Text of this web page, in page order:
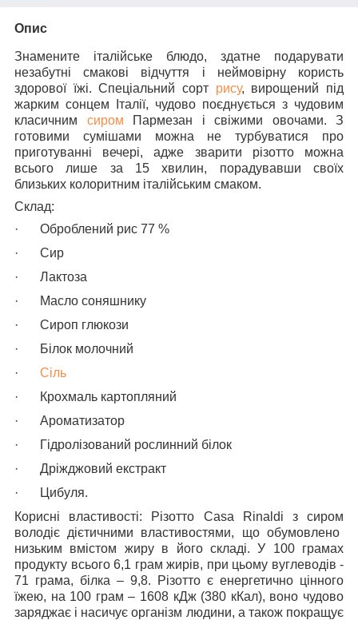
Опис
Знамените італійське блюдо, здатне подарувати
незабутні смакові відчуття і неймовірну користь
здорової їжі. Спеціальний сорт рису, вирощений під
жарким сонцем Італії, чудово поєднується з чудовим
класичним сиром Пармезан і свіжими овочами. З
готовими сумішами можна не турбуватися про
приготуванні вечері, адже зварити різотто можна
всього лише за 15 хвилин, порадувавши своїх
близьких колоритним італійським смаком.
Склад:
·
Оброблений рис 77 %
·
Сир
·
Лактоза
·
Масло соняшнику
·
Сироп глюкози
·
Білок молочний
·
Сіль
·
Крохмаль картопляний
·
Ароматизатор
·
Гідролізований рослинний білок
·
Дріжджовий екстракт
·
Цибуля.
Корисні властивості: Різотто Casa Rinaldi з сиром
володіє дієтичними властивостями, що обумовлено
низьким вмістом жиру в його складі. У 100 грамах
продукту всього 6,1 грам жирів, при цьому вуглеводів -
71 грама, білка – 9,8. Різотто є енергетично цінного
їжею, на 100 грам – 1608 кДж (380 кКал), воно чудово
заряджає і насичує організм людини, а також покращує